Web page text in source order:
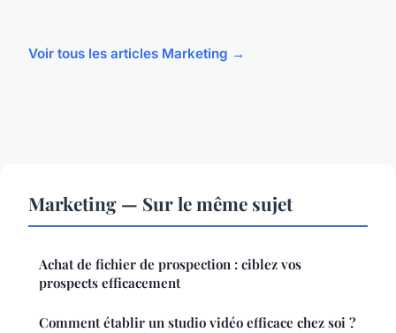
Voir tous les articles Marketing →
Marketing — Sur le même sujet
Achat de fichier de prospection : ciblez vos
prospects efficacement
Comment établir un studio vidéo efficace chez soi ?